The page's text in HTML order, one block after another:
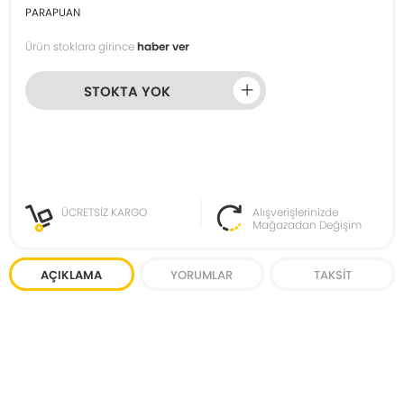
PARAPUAN
Ürün stoklara girincehaber ver
STOKTA YOK
ÜCRETSİZ KARGO
Alışverişlerinizde
Mağazadan Değişim
AÇIKLAMA YORUMLAR TAKSIT